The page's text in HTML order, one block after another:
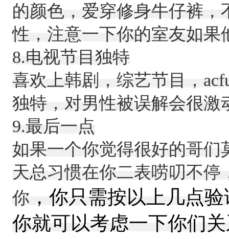
的颜色，爱穿修身牛仔裤
性，注意一下你的室友如果
8.电视节目独特
喜欢上韩剧，综艺节目，
独特， 对男性被误解会很激
9.最后一点
如果一个你觉得很好的哥
天总习惯在你二表唠叨不
你 ，你只需按以上几点
你就可以考虑一下你们